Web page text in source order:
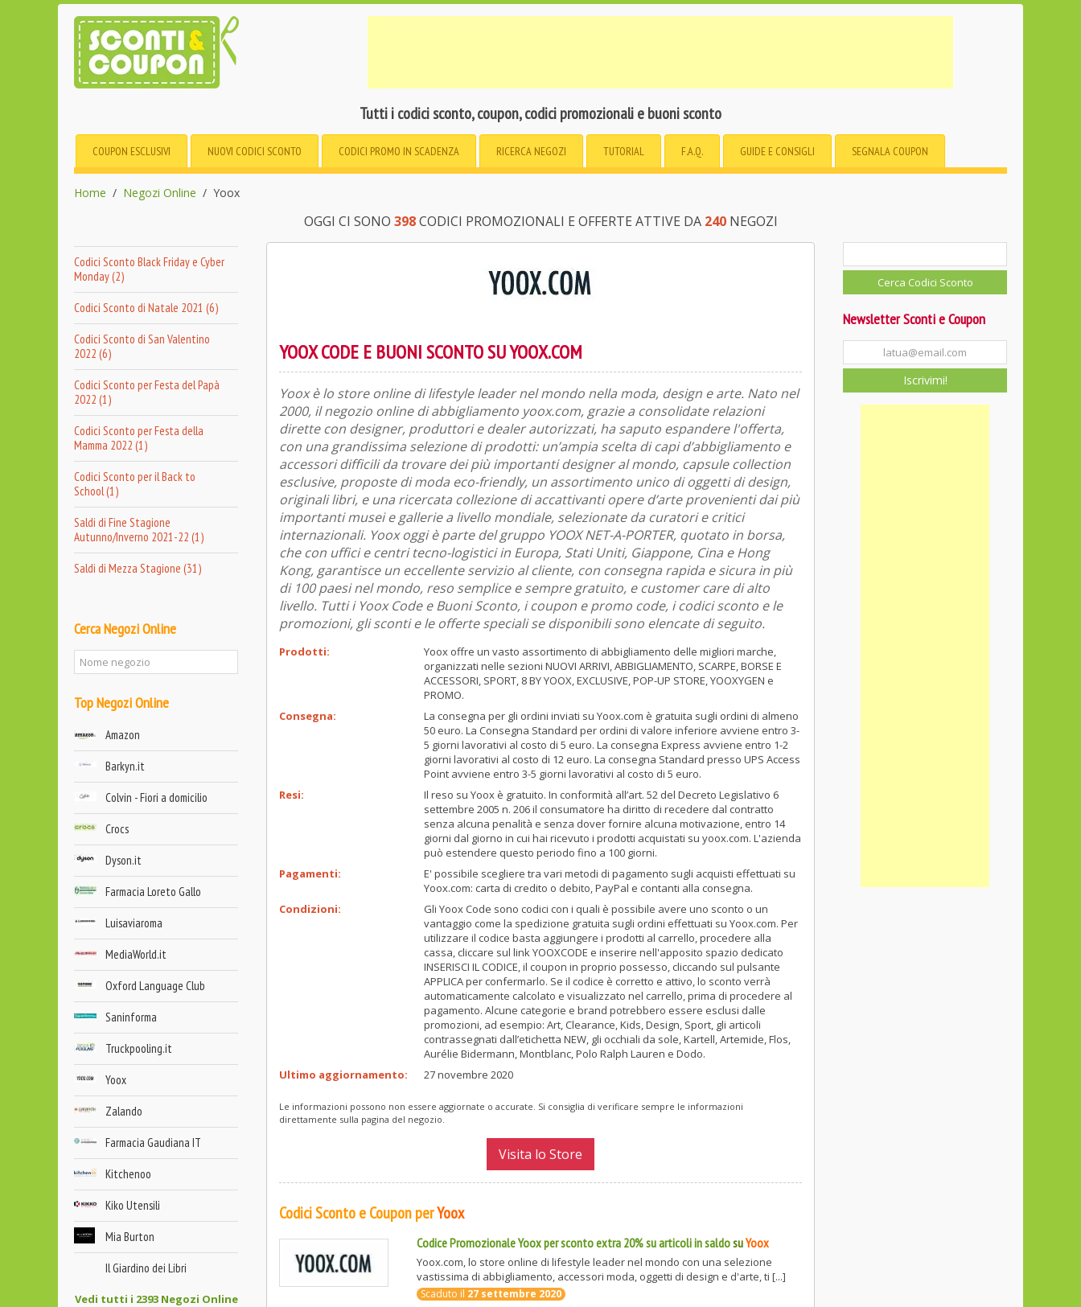
Tutti i codici sconto, coupon, codici promozionali e buoni sconto
COUPON ESCLUSIVI NUOVI CODICI SCONTO CODICI PROMO IN SCADENZA RICERCA NEGOZI TUTORIAL F.A.Q. GUIDE E CONSIGLI SEGNALA COUPON
Home Negozi Online Yoox
OGGI CI SONO 398CODICI PROMOZIONALI E OFFERTE ATTIVE DA 240NEGOZI
Codici Sconto Black Friday e Cyber
Monday (2)
Codici Sconto di Natale 2021 (6)
Codici Sconto di San Valentino
2022 (6)
Codici Sconto per Festa del Papà
2022 (1)
Codici Sconto per Festa della
Mamma 2022 (1)
Codici Sconto per il Back to
School (1)
Saldi di Fine Stagione
Autunno/Inverno 2021-22 (1)
Saldi di Mezza Stagione (31)
Cerca Negozi Online
Top Negozi Online
Amazon
Barkyn.it
Colvin - Fiori a domicilio
Crocs
Dyson.it
Farmacia Loreto Gallo
Luisaviaroma
MediaWorld.it
Oxford Language Club
Saninforma
Truckpooling.it
Yoox
Zalando
Farmacia Gaudiana IT
Kitchenoo
Kiko Utensili
Mia Burton
Il Giardino dei Libri
Vedi tutti i 2393 Negozi Online
YOOX CODE E BUONI SCONTO SU YOOX.COM
Yoox è lo store online di lifestyle leader nel mondo nella moda, design e arte. Nato nel
2000, il negozio online di abbigliamento yoox.com, grazie a consolidate relazioni
dirette con designer, produttori e dealer autorizzati, ha saputo espandere l'offerta,
con una grandissima selezione di prodotti: un’ampia scelta di capi d’abbigliamento e
accessori difficili da trovare dei più importanti designer al mondo, capsule collection
esclusive, proposte di moda eco-friendly, un assortimento unico di oggetti di design,
originali libri, e una ricercata collezione di accattivanti opere d’arte provenienti dai più
importanti musei e gallerie a livello mondiale, selezionate da curatori e critici
internazionali. Yoox oggi è parte del gruppo YOOX NET-A-PORTER, quotato in borsa,
che con uffici e centri tecno-logistici in Europa, Stati Uniti, Giappone, Cina e Hong
Kong, garantisce un eccellente servizio al cliente, con consegna rapida e sicura in più
di 100 paesi nel mondo, reso semplice e sempre gratuito, e customer care di alto
livello. Tutti i Yoox Code e Buoni Sconto, i coupon e promo code, i codici sconto e le
promozioni, gli sconti e le offerte speciali se disponibili sono elencate di seguito.
Prodotti:
Yoox offre un vasto assortimento di abbigliamento delle migliori marche,
organizzati nelle sezioni NUOVI ARRIVI, ABBIGLIAMENTO, SCARPE, BORSE E
ACCESSORI, SPORT, 8 BY YOOX, EXCLUSIVE, POP-UP STORE, YOOXYGEN e
PROMO.
Consegna:
La consegna per gli ordini inviati su Yoox.com è gratuita sugli ordini di almeno
50 euro. La Consegna Standard per ordini di valore inferiore avviene entro 3-
5 giorni lavorativi al costo di 5 euro. La consegna Express avviene entro 1-2
giorni lavorativi al costo di 12 euro. La consegna Standard presso UPS Access
Point avviene entro 3-5 giorni lavorativi al costo di 5 euro.
Resi:
Il reso su Yoox è gratuito. In conformità all’art. 52 del Decreto Legislativo 6
settembre 2005 n. 206 il consumatore ha diritto di recedere dal contratto
senza alcuna penalità e senza dover fornire alcuna motivazione, entro 14
giorni dal giorno in cui hai ricevuto i prodotti acquistati su yoox.com. L'azienda
può estendere questo periodo fino a 100 giorni.
Pagamenti:
E' possibile scegliere tra vari metodi di pagamento sugli acquisti effettuati su
Yoox.com: carta di credito o debito, PayPal e contanti alla consegna.
Condizioni:
Gli Yoox Code sono codici con i quali è possibile avere uno sconto o un
vantaggio come la spedizione gratuita sugli ordini effettuati su Yoox.com. Per
utilizzare il codice basta aggiungere i prodotti al carrello, procedere alla
cassa, cliccare sul link YOOXCODE e inserire nell'apposito spazio dedicato
INSERISCI IL CODICE, il coupon in proprio possesso, cliccando sul pulsante
APPLICA per confermarlo. Se il codice è corretto e attivo, lo sconto verrà
automaticamente calcolato e visualizzato nel carrello, prima di procedere al
pagamento. Alcune categorie e brand potrebbero essere esclusi dalle
promozioni, ad esempio: Art, Clearance, Kids, Design, Sport, gli articoli
contrassegnati dall’etichetta NEW, gli occhiali da sole, Kartell, Artemide, Flos,
Aurélie Bidermann, Montblanc, Polo Ralph Lauren e Dodo.
Ultimo aggiornamento:
27 novembre 2020
Le informazioni possono non essere aggiornate o accurate. Si consiglia di verificare sempre le informazioni
direttamente sulla pagina del negozio.
Visita lo Store
Codici Sconto e Coupon perYoox
Codice Promozionale Yoox per sconto extra 20% su articoli in saldosuYoox
Yoox.com, lo store online di lifestyle leader nel mondo con una selezione
vastissima di abbigliamento, accessori moda, oggetti di design e d'arte, ti [...]
Scaduto il 27 settembre 2020
Newsletter Sconti e Coupon
Iscrivimi!